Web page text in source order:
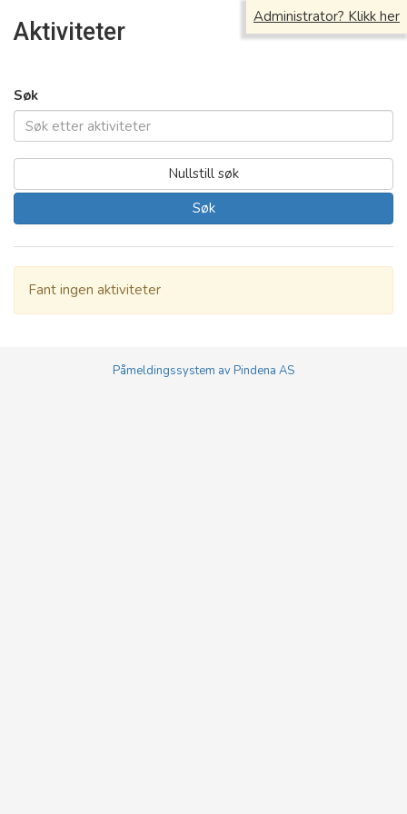
Administrator? Klikk her
Aktiviteter
Søk
Søk
Fant ingen aktiviteter
Påmeldingssystem av Pindena AS